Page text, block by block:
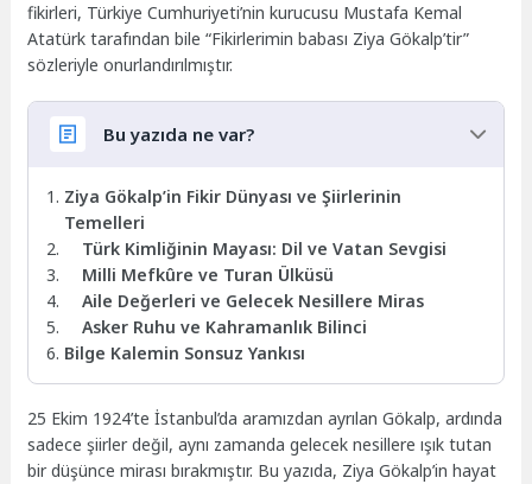
fikirleri, Türkiye Cumhuriyeti’nin kurucusu Mustafa Kemal
Atatürk tarafından bile “Fikirlerimin babası Ziya Gökalp’tir”
sözleriyle onurlandırılmıştır.
Bu yazıda ne var?
Ziya Gökalp’in Fikir Dünyası ve Şiirlerinin
Temelleri
Türk Kimliğinin Mayası: Dil ve Vatan Sevgisi
Milli Mefkûre ve Turan Ülküsü
Aile Değerleri ve Gelecek Nesillere Miras
Asker Ruhu ve Kahramanlık Bilinci
Bilge Kalemin Sonsuz Yankısı
25 Ekim 1924’te İstanbul’da aramızdan ayrılan Gökalp, ardında
sadece şiirler değil, aynı zamanda gelecek nesillere ışık tutan
bir düşünce mirası bırakmıştır. Bu yazıda, Ziya Gökalp’in hayat